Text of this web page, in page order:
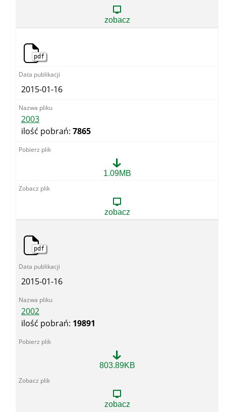
zobacz
pdf
2015-01-16
2003
ilość pobrań: 7865
1.09MB
zobacz
pdf
2015-01-16
2002
ilość pobrań: 19891
803.89KB
zobacz